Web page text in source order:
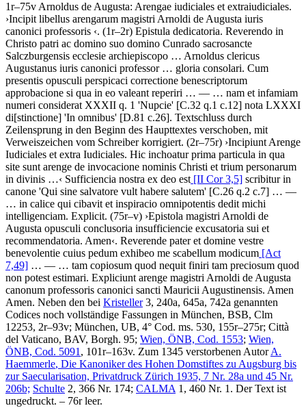
1r–75v Arnoldus de Augusta: Arengae iudiciales et extraiudiciales.
›Incipit libellus arengarum magistri Arnoldi de Augusta iuris
canonici professoris ‹. (1r–2r) Epistula dedicatoria. Reverendo in
Christo patri ac domino suo domino Cunrado sacrosancte
Salczburgensis ecclesie archiepiscopo … Arnoldus clericus
Augustanus iuris canonici professor … gloria consolari. Cum
presentis opusculi perspicaci correctione benescriptorum
approbacione si qua in eo valeant reperiri … — … nam et infamiam
numeri considerat XXXII q. 1 'Nupcie' [C.32 q.1 c.12] nota LXXXI
di[stinctione] 'In omnibus' [D.81 c.26]. Textschluss durch
Zeilensprung in den Beginn des Haupttextes verschoben, mit
Verweiszeichen vom Schreiber korrigiert. (2r–75r) ›Incipiunt Arenge
Iudiciales et extra Iudiciales. Hic inchoatur prima particula in qua
site sunt arenge de invocacione nominis Christi et trium personarum
in divinis …‹ Sufficiencia nostra ex deo est [II Cor 3,5] scribitur in
canone 'Qui sine salvatore vult habere salutem' [C.26 q.2 c.7] … —
… in calice qui cibavit et inspiracio omnipotentis dedit michi
intelligenciam. Explicit. (75r–v) ›Epistola magistri Arnoldi de
Augusta opusculi conclusoria insufficiencie excusatoria sui et
recommendatoria. Amen‹. Reverende pater et domine vestre
benevolentie cuius pedum exhibeo me scabellum modicum [Act
7,49] … — … tam copiosum quod nequit finiri tam preciosum quod
non potest estimari. Expliciunt arenge magistri Arnoldi de Augusta
canonum professoris canonici sancti Mauricii Augustinensis. Amen
Amen. Neben den bei Kristeller3, 240a, 645a, 742a genannten
Codices noch vollständige Fassungen in München, BSB, Clm
12253, 2r–93v; München, UB, 4° Cod. ms. 530, 155r–275r; Città
del Vaticano, BAV, Borgh. 95; Wien, ÖNB, Cod. 1553; Wien,
ÖNB, Cod. 5091 , 101r–163v. Zum 1345 verstorbenen AutorA.
Haemmerle, Die Kanoniker des Hohen Domstiftes zu Augsburg bis
zur Saecularisation, Privatdruck Zürich 1935, 7 Nr. 28a und 45 Nr.
206b; Schulte 2, 366 Nr. 174; CALMA 1, 460 Nr. 1. Der Text ist
ungedruckt. – 76r leer.